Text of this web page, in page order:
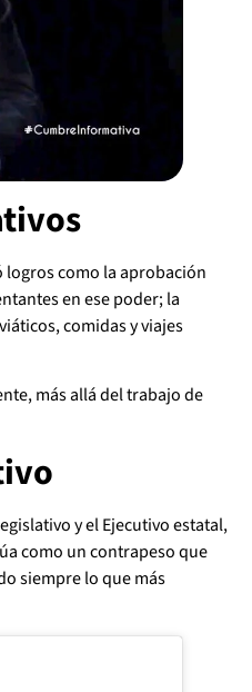
logros como la aprobación
en ese poder; la
comidas y viajes
más allá del trabajo de
y el Ejecutivo estatal,
como un contrapeso que
siempre lo que más